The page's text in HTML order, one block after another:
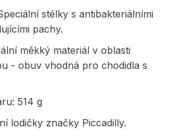
stélky s antibakteriálními
pachy.
měkký materiál v oblasti
- obuv vhodná pro chodidla s
514 g
lodičky značky Piccadilly.